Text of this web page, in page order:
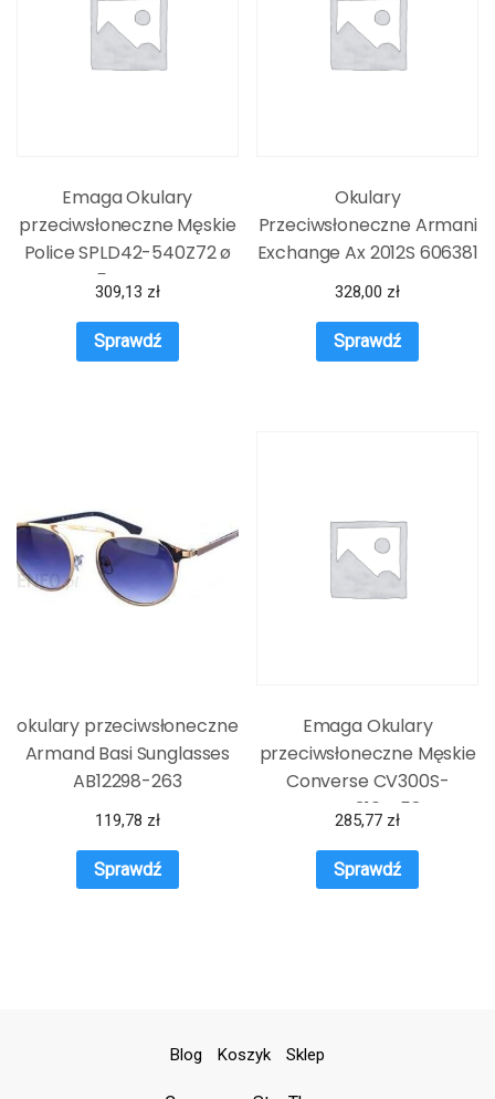
Emaga Okulary
przeciwsłoneczne Męskie
Police SPLD42-540Z72 ø
54 mm
309,13 zł
Sprawdź
Okulary
Przeciwsłoneczne Armani
Exchange Ax 2012S 606381
328,00 zł
Sprawdź
okulary przeciwsłoneczne
Armand Basi Sunglasses
AB12298-263
119,78 zł
Sprawdź
Emaga Okulary
przeciwsłoneczne Męskie
Converse CV300S-
DISRUPT-310 ø 58 mm
285,77 zł
Sprawdź
Blog Koszyk Sklep